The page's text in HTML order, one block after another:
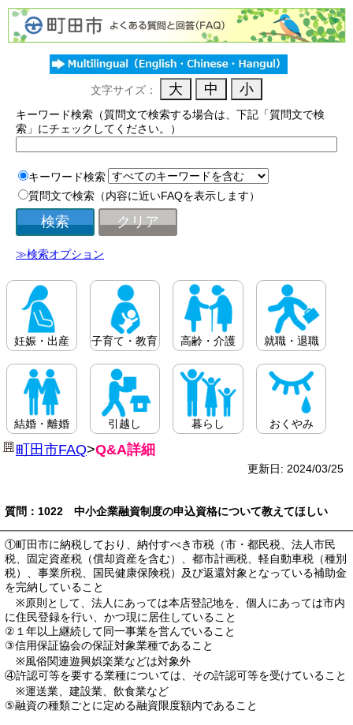
文字サイズ：
キーワード検索（質問文で検索する場合は、下記「質問文で検
索」にチェックしてください。）
キーワード検索
質問文で検索（内容に近いFAQを表示します）
≫検索オプション
妊娠・出産 子育て・教育 高齢・介護 就職・退職
結婚・離婚 引越し 暮らし おくやみ
町田市FAQ>Q&A詳細
更新日: 2024/03/25
質問：1022 中小企業融資制度の申込資格について教えてほしい
①町田市に納税しており、納付すべき市税（市・都民税、法人市民
税、固定資産税（償却資産を含む）、都市計画税、軽自動車税（種別
税）、事業所税、国民健康保険税）及び返還対象となっている補助金
を完納していること
※原則として、法人にあっては本店登記地を、個人にあっては市内
に住民登録を行い、かつ現に居住していること
②１年以上継続して同一事業を営んでいること
③信用保証協会の保証対象業種であること
※風俗関連遊興娯楽業などは対象外
④許認可等を要する業種については、その許認可等を受けていること
※運送業、建設業、飲食業など
⑤融資の種類ごとに定める融資限度額内であること